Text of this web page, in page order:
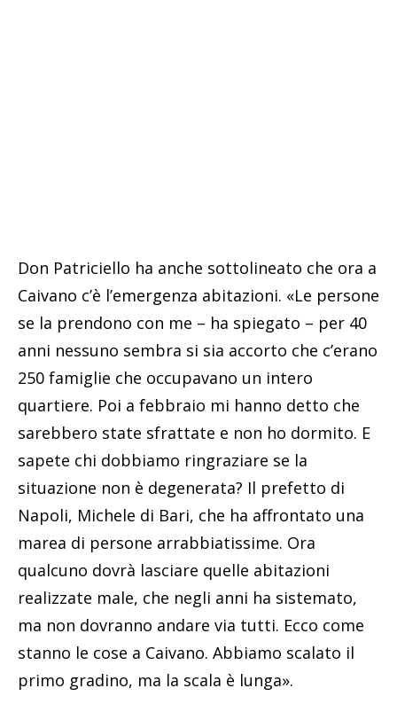
Don Patriciello ha anche sottolineato che ora a
Caivano c’è l’emergenza abitazioni. «Le persone
se la prendono con me – ha spiegato – per 40
anni nessuno sembra si sia accorto che c’erano
250 famiglie che occupavano un intero
quartiere. Poi a febbraio mi hanno detto che
sarebbero state sfrattate e non ho dormito. E
sapete chi dobbiamo ringraziare se la
situazione non è degenerata? Il prefetto di
Napoli, Michele di Bari, che ha affrontato una
marea di persone arrabbiatissime. Ora
qualcuno dovrà lasciare quelle abitazioni
realizzate male, che negli anni ha sistemato,
ma non dovranno andare via tutti. Ecco come
stanno le cose a Caivano. Abbiamo scalato il
primo gradino, ma la scala è lunga».